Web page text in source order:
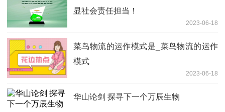
显社会责任担当！
2023-06-18
菜鸟物流的运作模式是_菜鸟物流的运作
模式
2023-06-18
华山论剑 探寻下一个万辰生物